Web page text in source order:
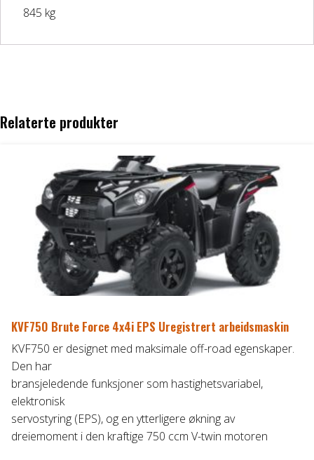
845 kg
Relaterte produkter
KVF750 Brute Force 4x4i EPS Uregistrert arbeidsmaskin
KVF750 er designet med maksimale off-road egenskaper.
Den har
bransjeledende funksjoner som hastighetsvariabel,
elektronisk
servostyring (EPS), og en ytterligere økning av
dreiemoment i den kraftige 750 ccm V-twin motoren